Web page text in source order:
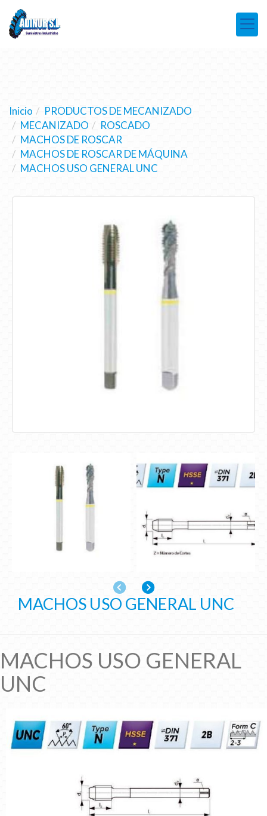
Inicio
PRODUCTOS DE MECANIZADO
MECANIZADO
ROSCADO
MACHOS DE ROSCAR
MACHOS DE ROSCAR DE MÁQUINA
MACHOS USO GENERAL UNC
AnteriorSiguiente
MACHOS USO GENERAL UNC
MACHOS USO GENERAL
UNC